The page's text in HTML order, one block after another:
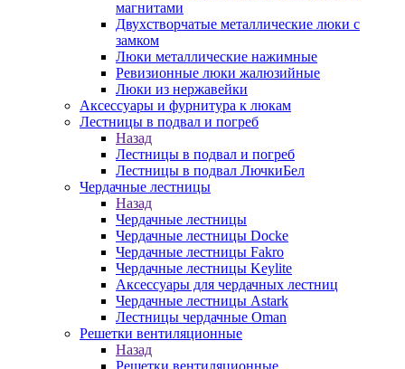
магнитами
Двухстворчатые металлические люки с
замком
Люки металлические нажимные
Ревизионные люки жалюзийные
Люки из нержавейки
Аксессуары и фурнитура к люкам
Лестницы в подвал и погреб
Назад
Лестницы в подвал и погреб
Лестницы в подвал ЛючкиБел
Чердачные лестницы
Назад
Чердачные лестницы
Чердачные лестницы Docke
Чердачные лестницы Fakro
Чердачные лестницы Keylite
Аксессуары для чердачных лестниц
Чердачные лестницы Astark
Лестницы чердачные Oman
Решетки вентиляционные
Назад
Решетки вентиляционные